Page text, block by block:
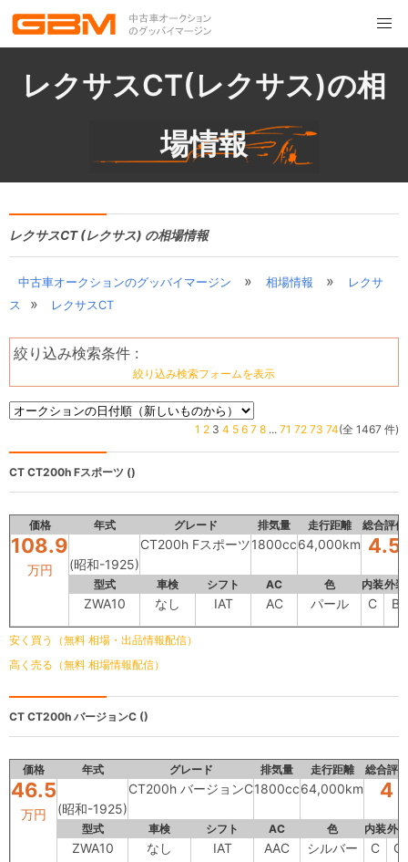
レクサスCT(レクサス)の相
場情報
レクサスCT (レクサス) の相場情報
中古車オークションのグッバイマージン » 相場情報 »
レクサ
ス
» レクサスCT
絞り込み検索条件 :
絞り込み検索フォームを表示
1 2 3 4 5 6 7 8 ... 71 72 73 74(全 1467 件)
CT CT200h Fスポーツ ()
価格 年式 グレード 排気量 走行距離 総合評価
108.9
万円 (昭和-1925)
CT200h Fスポーツ1800cc64,000km 4.5
型式 車検 シフト AC 色 内装外装
ZWA10 なし IAT AC パール C B
安く買う（無料 相場・出品情報配信）
高く売る（無料 相場情報配信）
CT CT200h バージョンC ()
価格 年式 グレード 排気量 走行距離 総合評価
46.5
万円 (昭和-1925)
CT200h バージョンC1800cc64,000km 4
型式 車検 シフト AC 色 内装外装
ZWA10 なし IAT AAC シルバー C C